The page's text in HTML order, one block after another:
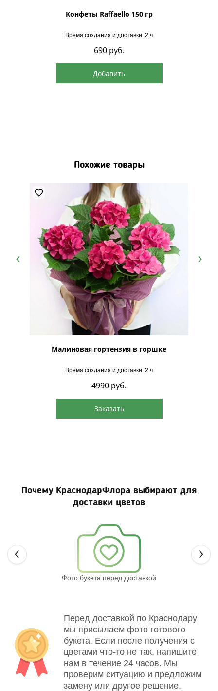
для уточнения у наших менеджеров. Выбирайте
Конфеты Raffaello 150 гр
Время создания и доставки: 2 ч
690 руб.
Добавить
Похожие товары
Малиновая гортензия в горшке
Время создания и доставки: 2 ч
4990 руб.
Заказать
Почему КраснодарФлора выбирают для
доставки цветов
Фото букета перед доставкой
Перед доставкой по Краснодару
мы присылаем фото готового
букета. Если после получения с
цветами что-то не так, напишите
нам в течение 24 часов. Мы
проверим ситуацию и предложим
замену или другое решение.